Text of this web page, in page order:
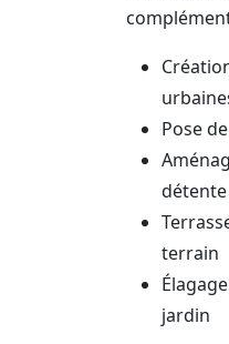
Pose
détente
terrain
jardin